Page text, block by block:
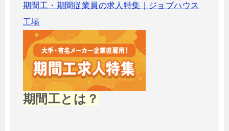
期間工・期間従業員の求人特集｜ジョブハウス
工場
期間工とは？